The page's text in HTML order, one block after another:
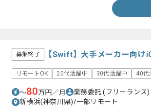
募集終了 【Swift】大手メーカー向け
リモートOK 20代活躍中 30代活躍中 40代
〜80万円／月 業務委託(フリーランス)
新横浜(神奈川県)/一部リモート